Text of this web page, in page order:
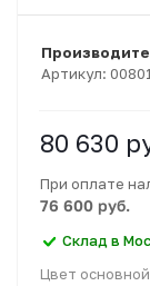
Артикул:
80 630
При оплате
76 600 руб.
Склад в
Цвет основной